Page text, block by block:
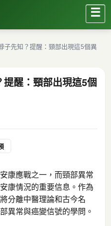
☰
子先知？提醒：頸部出現這5個異
醒：頸部出現這5個
康應戰之一，而頸部異常
康情況的重要信息。作為
分離中醫理論和古今名
異常與癌變信號的學問。